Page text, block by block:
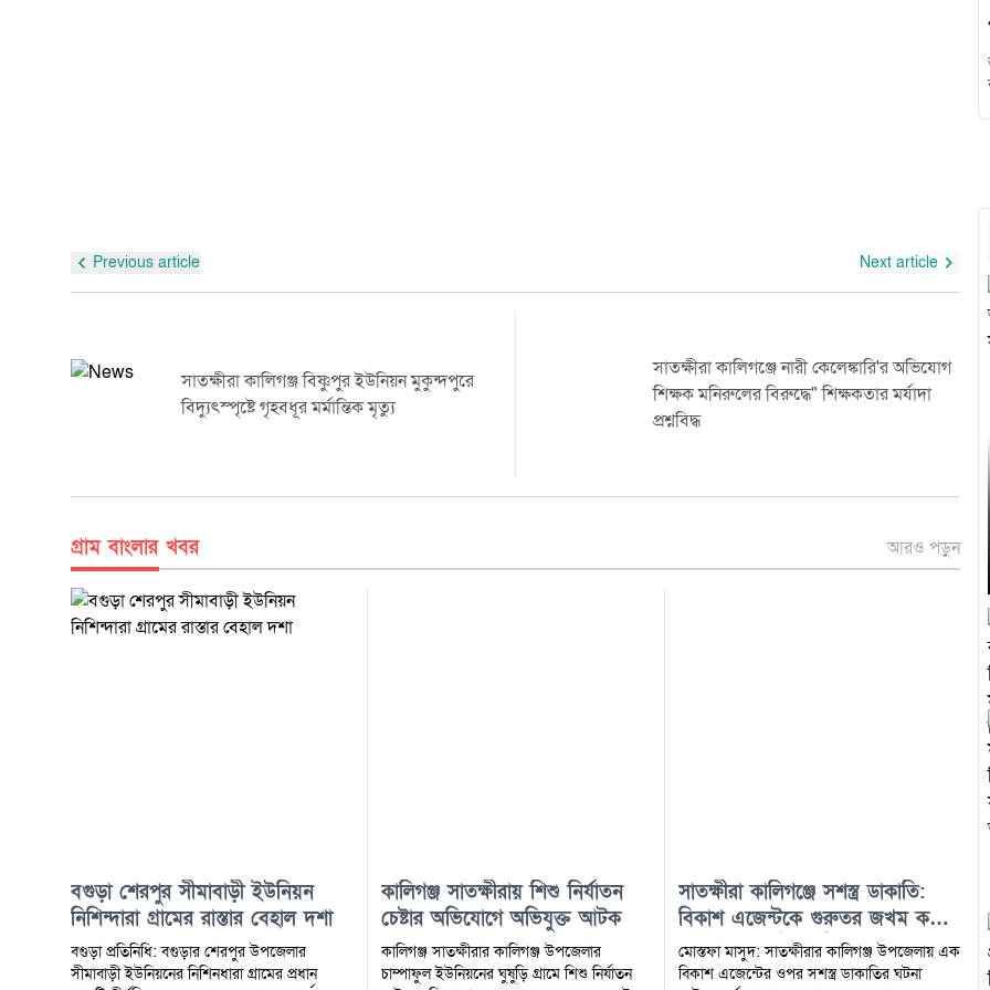
Previous article Next article
সাতক্ষীরা কালিগঞ্জ বিষ্ণুপুর ইউনিয়ন মুকুন্দপুরে
বিদ্যুৎস্পৃষ্টে গৃহবধূর মর্মান্তিক মৃত্যু
সাতক্ষীরা কালিগঞ্জে নারী কেলেঙ্কারি'র অভিযোগ
শিক্ষক মনিরুলের বিরুদ্ধে" শিক্ষকতার মর্যাদা
প্রশ্নবিদ্ধ
গ্রাম বাংলার খবর আরও পড়ুন
বগুড়া শেরপুর সীমাবাড়ী ইউনিয়ন
নিশিন্দারা গ্রামের রাস্তার বেহাল দশা
বগুড়া প্রতিনিধি: বগুড়ার শেরপুর উপজেলার
সীমাবাড়ী ইউনিয়নের নিশিনধারা গ্রামের প্রধান
কালিগঞ্জ সাতক্ষীরায় শিশু নির্যাতন
চেষ্টার অভিযোগে অভিযুক্ত আটক
কালিগঞ্জ সাতক্ষীরার কালিগঞ্জ উপজেলার
চাম্পাফুল ইউনিয়নের ঘুষুড়ি গ্রামে শিশু নির্যাতন
সাতক্ষীরা কালিগঞ্জে সশস্ত্র ডাকাতি:
বিকাশ এজেন্টকে গুরুতর জখম করে
প্রায় ১০ লাখ টাকা ছিনতাই,এলাকায়
আতঙ্ক
মোস্তফা মাসুদ: সাতক্ষীরার কালিগঞ্জ উপজেলায় এক
বিকাশ এজেন্টের ওপর সশস্ত্র ডাকাতির ঘটনা